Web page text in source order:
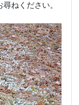
ねください。